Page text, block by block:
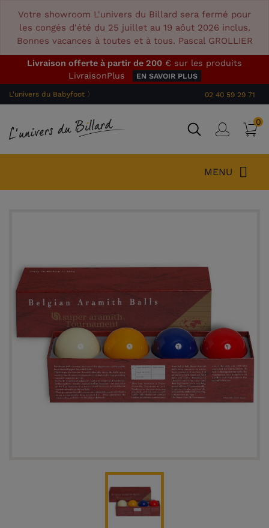
Votre showroom L'univers du Billard sera fermé pour
les congés d'été du 25 juillet au 19 aôut 2026 inclus.
Bonnes vacances à toutes et à tous. Pascal GROLLIER
Livraison offerte à partir de 200 € sur les produits
LivraisonPlus
EN SAVOIR PLUS
L'univers du Babyfoot 〉 02 40 59 29 71
0
MENU